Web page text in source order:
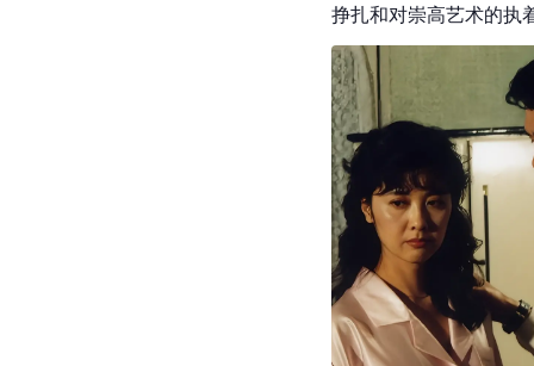
挣扎和对崇高艺术的执